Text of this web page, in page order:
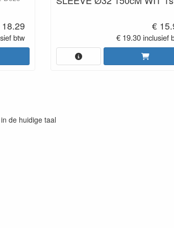
btw
€
€ 19.30 inclusief
de huidige taal